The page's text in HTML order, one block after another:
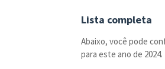
Lista completa
Abaixo, você pode
para este ano de 2024.